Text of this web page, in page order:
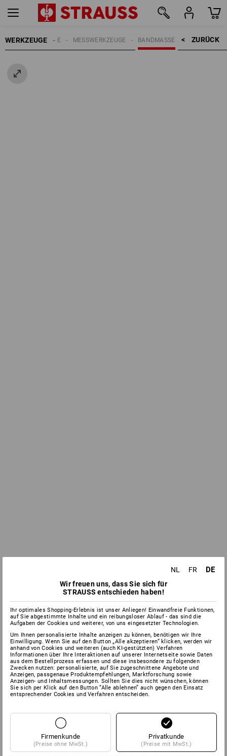
WERKZEUGE ZURÜCK    >
BANDMASSE
MESSWERKZEUGE
HANDWERKZEUGE
NL FR DE
Wir freuen uns, dass Sie sich für
STRAUSS entschieden haben!
Ihr optimales Shopping-Erlebnis ist unser Anliegen! Einwandfreie Funktionen,
auf Sie abgestimmte Inhalte und ein reibungsloser Ablauf - das sind die
Aufgaben der Cookies und weiterer, von uns eingesetzter Technologien.
Um Ihnen personalisierte Inhalte anzeigen zu können, benötigen wir Ihre
Einwilligung. Wenn Sie auf den Button „Alle akzeptieren“ klicken, werden wir
anhand von Cookies und weiteren (auch KI-gestützten) Verfahren
Informationen über Ihre Interaktionen auf unserer Internetseite sowie Daten
aus dem Bestellprozess erfassen und diese insbesondere zu folgenden
Zwecken nutzen: personalisierte, auf Sie zugeschnittene Angebote und
Anzeigen, passgenaue Produktempfehlungen, Marktforschung sowie
Anzeigen- und Inhaltsmessungen. Sollten Sie dies nicht wünschen, können
Sie sich per Klick auf den Button “Alle ablehnen” auch gegen den Einsatz
entsprechender Cookies und Verfahren entscheiden.
Firmenkunde
(Preise ohne MwSt.)
Privatkunde
(Preise mit MwSt.)